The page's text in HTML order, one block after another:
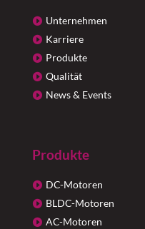
Unternehmen
Karriere
Produkte
Qualität
News & Events
Produkte
DC-Motoren
BLDC-Motoren
AC-Motoren